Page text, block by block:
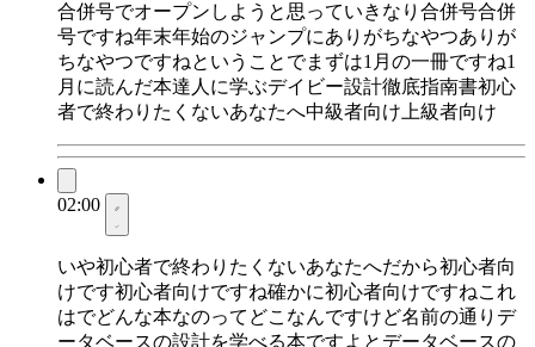
合併号でオープンしようと思っていきなり合併号合併
号ですね年末年始のジャンプにありがちなやつありが
ちなやつですねということでまずは1月の一冊ですね1
月に読んだ本達人に学ぶデイビー設計徹底指南書初心
者で終わりたくないあなたへ中級者向け上級者向け
02:00
いや初心者で終わりたくないあなたへだから初心者向
けです初心者向けですね確かに初心者向けですねこれ
はでどんな本なのってどこなんですけど名前の通りデ
ータベースの設計を学べる本ですよとデータベースの